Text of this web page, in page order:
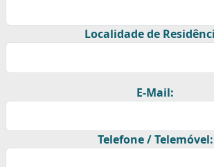
Localidade de
E-Mail:
Telefone / Telemóvel: